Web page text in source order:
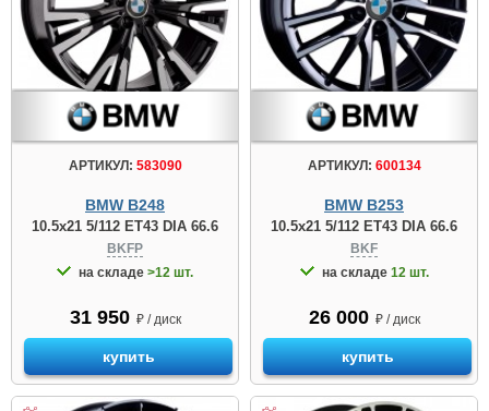
АРТИКУЛ: 583090
BMW B248
10.5x21 5/112 ET43 DIA 66.6
BKFP
на складе >12 шт.
31 950 ₽ / диск
купить
АРТИКУЛ: 600134
BMW B253
10.5x21 5/112 ET43 DIA 66.6
BKF
на складе 12 шт.
26 000 ₽ / диск
купить